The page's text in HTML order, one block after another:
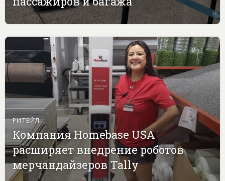
РИТЕЙЛ
Компания Homebase USA
расширяет внедрение роботов
мерчандайзеров Tally